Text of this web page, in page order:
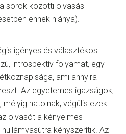
sorok közötti olvasás
ennek hiánya).
igényes és választékos.
introspektív folyamat, egy
ami annyira
Az egyetemes igazságok,
hatolnak, végülis ezek
olvasót a kényelmes
kényszerítik. Az